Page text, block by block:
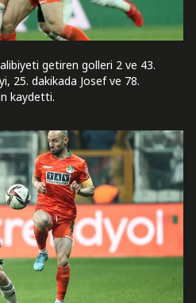
getiren golleri 2 ve 43.
25. dakikada Josef ve 78.
kaydetti.